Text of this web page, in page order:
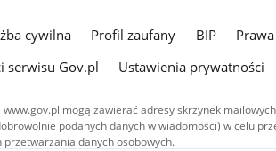
cywilna Profil zaufany BIP
serwisu Gov.pl
Ustawienia prywatności
mogą zawierać adresy skrzynek
podanych danych w wiadomości) w celu
danych osobowych.